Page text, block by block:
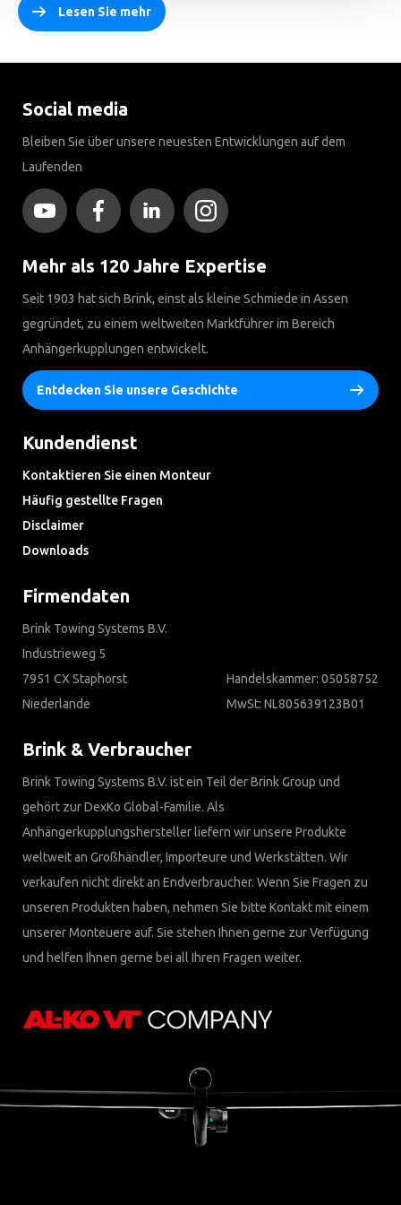
Lesen Sie mehr
Social media
Bleiben Sie über unsere neuesten Entwicklungen auf dem
Laufenden
Mehr als 120 Jahre Expertise
Seit 1903 hat sich Brink, einst als kleine Schmiede in Assen
gegründet, zu einem weltweiten Marktführer im Bereich
Anhängerkupplungen entwickelt.
Entdecken Sie unsere Geschichte
Kundendienst
Kontaktieren Sie einen Monteur
Häufig gestellte Fragen
Disclaimer
Downloads
Firmendaten
Brink Towing Systems B.V.
Industrieweg 5
7951 CX Staphorst
Niederlande
Handelskammer: 05058752
MwSt: NL805639123B01
Brink & Verbraucher
Brink Towing Systems B.V. ist ein Teil der Brink Group und
gehört zur DexKo Global-Familie. Als
Anhängerkupplungshersteller liefern wir unsere Produkte
weltweit an Großhändler, Importeure und Werkstätten. Wir
verkaufen nicht direkt an Endverbraucher. Wenn Sie Fragen zu
unseren Produkten haben, nehmen Sie bitte Kontakt mit einem
unserer Monteuere auf. Sie stehen Ihnen gerne zur Verfügung
und helfen Ihnen gerne bei all Ihren Fragen weiter.